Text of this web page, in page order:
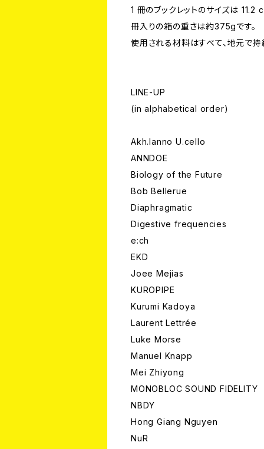
1 冊のブックレットのサイズは
冊入りの箱の重さは約375gです。
使用される材料はすべて、地元で持
LINE-UP
(in alphabetical order)
Akh.Ianno U.cello
ANNDOE
Biology of the Future
Bob Bellerue
Diaphragmatic
Digestive frequencies
e:ch
EKD
Joee Mejias
KUROPIPE
Kurumi Kadoya
Laurent Lettrée
Luke Morse
Manuel Knapp
Mei Zhiyong
MONOBLOC SOUND FIDELITY
NBDY
Hong Giang Nguyen
NuR